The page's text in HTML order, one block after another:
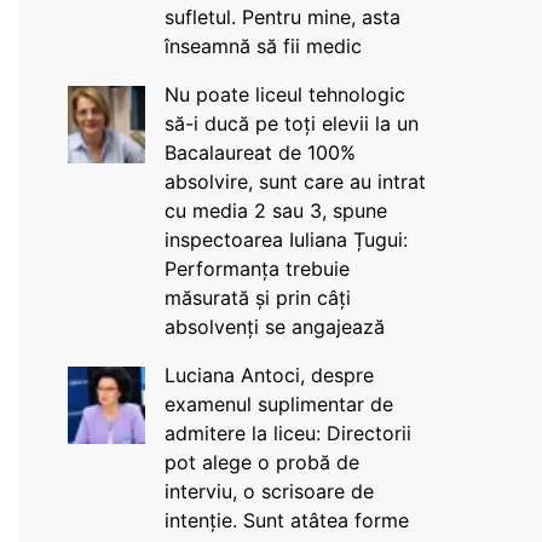
sufletul. Pentru mine, asta
înseamnă să fii medic
Nu poate liceul tehnologic
să-i ducă pe toți elevii la un
Bacalaureat de 100%
absolvire, sunt care au intrat
cu media 2 sau 3, spune
inspectoarea Iuliana Țugui:
Performanța trebuie
măsurată și prin câți
absolvenți se angajează
Luciana Antoci, despre
examenul suplimentar de
admitere la liceu: Directorii
pot alege o probă de
interviu, o scrisoare de
intenție. Sunt atâtea forme